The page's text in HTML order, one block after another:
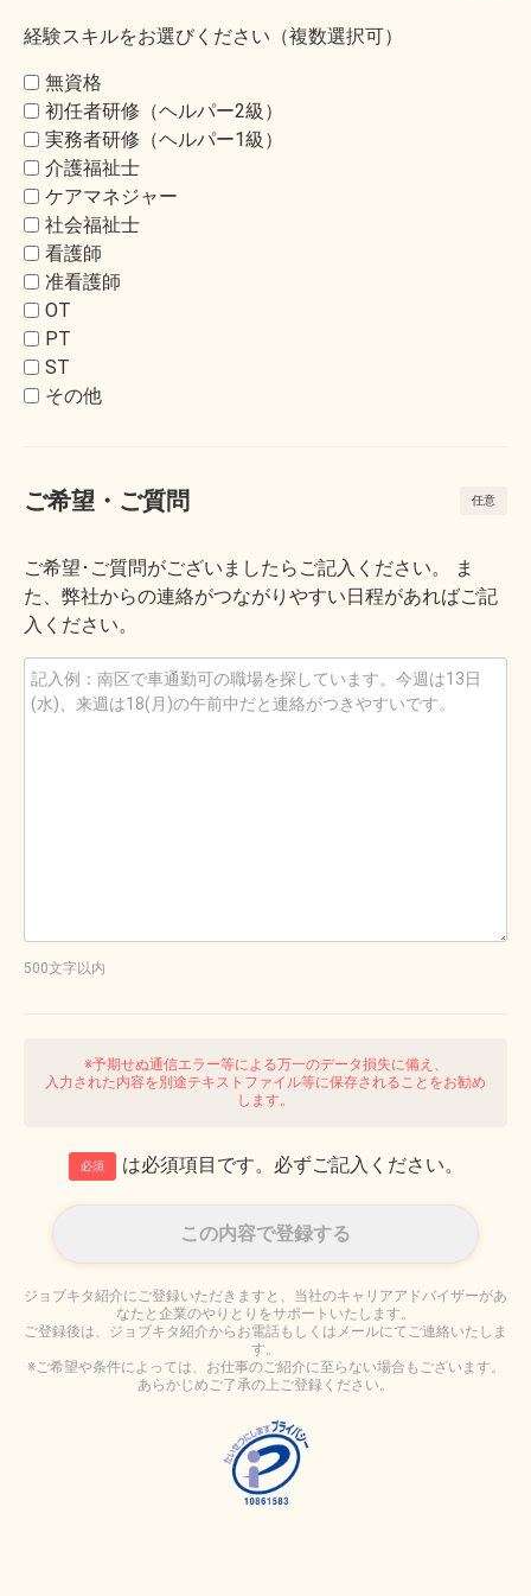
経験スキルをお選びください（複数選択可）
無資格
初任者研修（ヘルパー2級）
実務者研修（ヘルパー1級）
介護福祉士
ケアマネジャー
社会福祉士
看護師
准看護師
OT
PT
ST
その他
ご希望・ご質問
ご希望･ご質問がございましたらご記入ください。 ま
た、弊社からの連絡がつながりやすい日程があればご記
入ください。
500文字以内
※予期せぬ通信エラー等による万一のデータ損失に備え、
入力された内容を別途テキストファイル等に保存されることをお勧め
します。
必須 は必須項目です。必ずご記入ください。
ジョブキタ紹介にご登録いただきますと、当社のキャリアアドバイザーがあ
なたと企業のやりとりをサポートいたします。
ご登録後は、ジョブキタ紹介からお電話もしくはメールにてご連絡いたしま
す。
※ご希望や条件によっては、お仕事のご紹介に至らない場合もございます。
あらかじめご了承の上ご登録ください。